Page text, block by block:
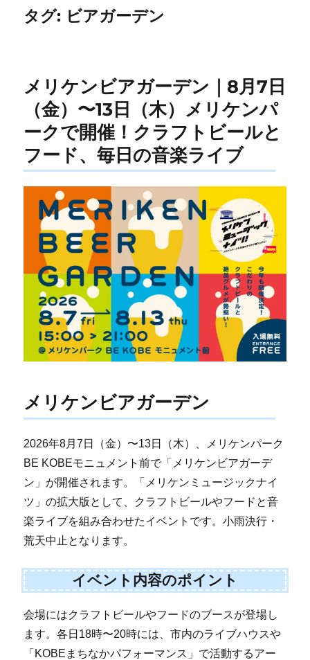
タグ: ビアガーデン
メリケンビアガーデン｜8月7日
（金）〜13日（木）メリケンパ
ークで開催！クラフトビールと
フード、毎日の音楽ライブ
メリケンビアガーデン
2026年8月7日（金）〜13日（木）、メリケンパーク
BE KOBEモニュメント前で「メリケンビアガーデ
ン」が開催されます。「メリケンミュージックナイ
ツ」の拡大版として、クラフトビールやフードと音
楽ライブを組み合わせたイベントです。小雨決行・
荒天中止となります。
イベント内容のポイント
会場にはクラフトビールやフードのブースが登場し
ます。各日18時〜20時には、市内のライブハウスや
「KOBEまちなかパフォーマンス」で活動するアー